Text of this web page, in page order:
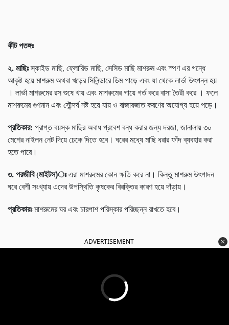
কীটপতঙ্গঃ
২.মাছিঃস্কাইড মাছি, ফ্লোরিড মাছি, সেসিড মাছি মাশরুম এবং স্পণ এর গন্ধে
আকৃষ্ট হয়ে মাশরুম অথবা খড়ের সিলিন্ডারে ডিম পাড়ে এবং যা থেকে লার্ভা উৎপন্ন হয়
। লার্ভা মাশরুমের রস শুষে খায় এবং মাশরুমের গায়ে গর্ত করে বাসা তৈরী করে । ফলে
মাশরুমের গুণমান এবং সৌন্দর্য নষ্ট হয়ে যায় ও বাজারজাত করণের অযোগ্য হয়ে পড়ে।
প্রতিকার: প্রাপ্ত বয়স্ক মাছির অবাধ প্রবেশ বন্ধ করার জন্য দরজা, জানালায় ৩০
মেশের নাইলন নেট দিয়ে ঢেকে দিতে হবে। ঘরের মধ্যে মাছি ধরার ফাঁদ ব্যবহার করা
হতে পারে।
৩.পরজীবি(মাইটস)এরা মাশরুমের কোন ক্ষতি করে না। কিন্তু মাশরুম উৎপাদন
ঘরে বেশী সংখ্যায় এদের উপস্থিতি কৃষকের বিরক্তির কারণ হয়ে দাঁড়ায়।
প্রতিকারঃমাশরুমের ঘর এবং চারপাশ পরিস্কার পরিচ্ছন্ন রাখতে হবে।